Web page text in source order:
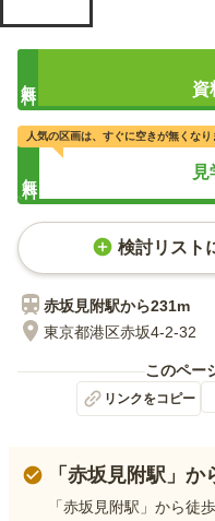
資
人気の区画は、すぐに空きが無くなり
検討リスト
赤坂見附駅から231m
東京都港区赤坂4-2-32
このペー
リンクをコピー
「赤坂見附駅」
「赤坂見附駅」から徒